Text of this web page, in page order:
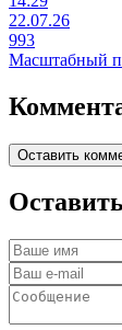
22.07.26
993
Масштабный
Оставить